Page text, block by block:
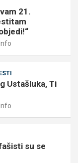
21.
Ustašluka, Ti
su se